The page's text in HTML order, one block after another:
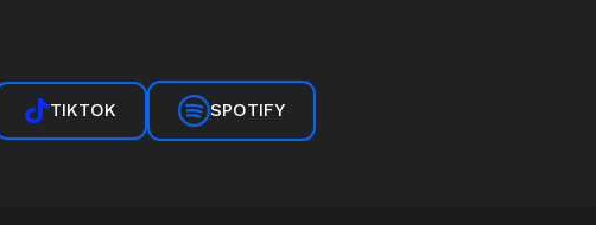
TIKTOK SPOTIFY